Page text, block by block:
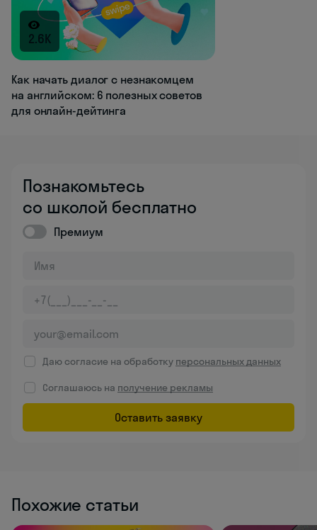
2.6K
Как начать диалог с незнакомцем
на английском: 6 полезных советов
для онлайн-дейтинга
Познакомьтесь
со школой бесплатно
Премиум
Даю согласие на обработку персональных данных
Соглашаюсь на получение рекламы
Оставить заявку
Похожие статьи